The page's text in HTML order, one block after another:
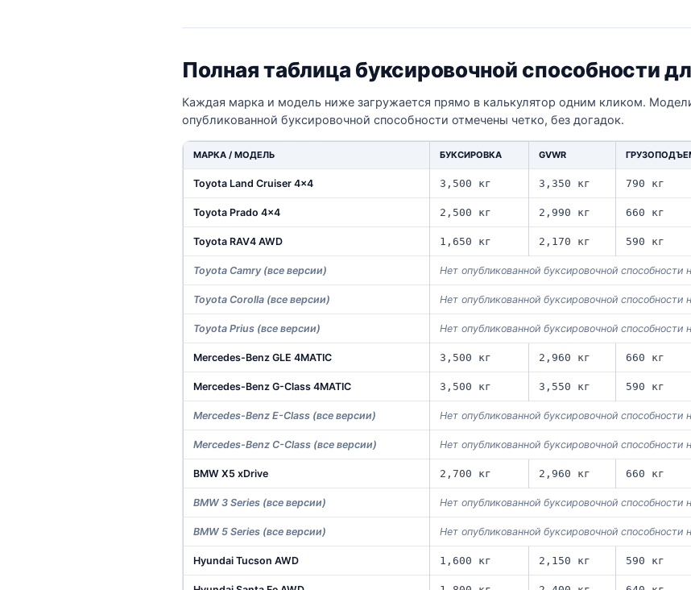
Полная таблица буксировочной способности
Каждая марка и модель ниже загружается прямо в калькулятор одним кликом.
опубликованной буксировочной способности отмечены четко, без догадок.
МАРКА / МОДЕЛЬ БУКСИРОВКА GVWR
Toyota Land Cruiser 4x4 3,500 кг 3,350 кг 790 кг
Toyota Prado 4x4 2,500 кг 2,990 кг 660 кг
Toyota RAV4 AWD 1,650 кг 2,170 кг 590 кг
Toyota Camry (все версии) Нет опубликованной буксировочной способности
Toyota Corolla (все версии) Нет опубликованной буксировочной способности
Toyota Prius (все версии) Нет опубликованной буксировочной способности
Mercedes-Benz GLE 4MATIC 3,500 кг 2,960 кг 660 кг
Mercedes-Benz G-Class 4MATIC 3,500 кг 3,550 кг 590 кг
Mercedes-Benz E-Class (все версии) Нет опубликованной буксировочной способности
Mercedes-Benz C-Class (все версии) Нет опубликованной буксировочной способности
BMW X5 xDrive 2,700 кг 2,960 кг 660 кг
BMW 3 Series (все версии) Нет опубликованной буксировочной способности
BMW 5 Series (все версии) Нет опубликованной буксировочной способности
Hyundai Tucson AWD 1,600 кг 2,150 кг 590 кг